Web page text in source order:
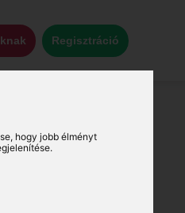
, hogy jobb élményt
.
Regisztráció